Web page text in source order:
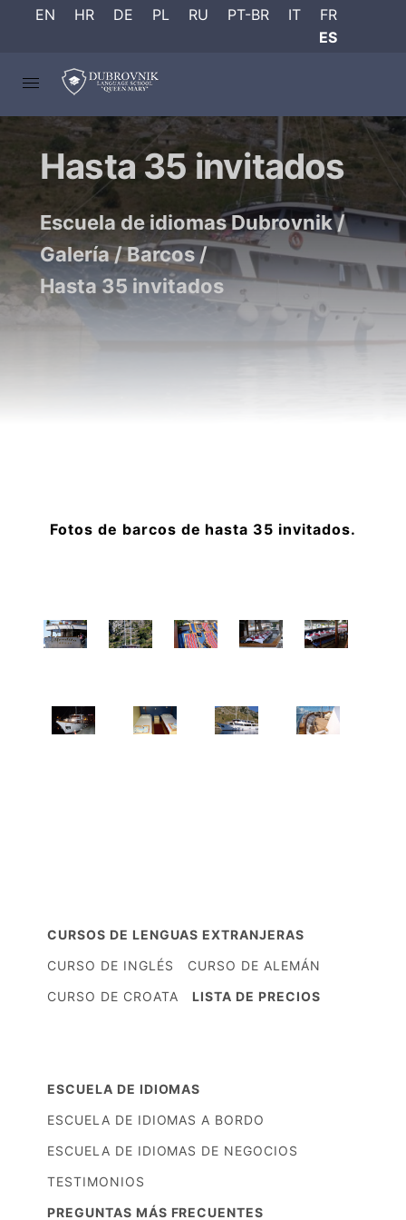
EN HR DE PL RU PT-BR IT
FR
ES
Hasta 35 invitados
Escuela de idiomas Dubrovnik/
Galería/Barcos/
Hasta 35 invitados
Fotos de barcos de hasta 35 invitados.
CURSOS DE LENGUAS EXTRANJERAS
CURSO DE INGLÉS
CURSO DE ALEMÁN
CURSO DE CROATA
LISTA DE PRECIOS
ESCUELA DE IDIOMAS
ESCUELA DE IDIOMAS A BORDO
ESCUELA DE IDIOMAS DE NEGOCIOS
TESTIMONIOS
PREGUNTAS MÁS FRECUENTES